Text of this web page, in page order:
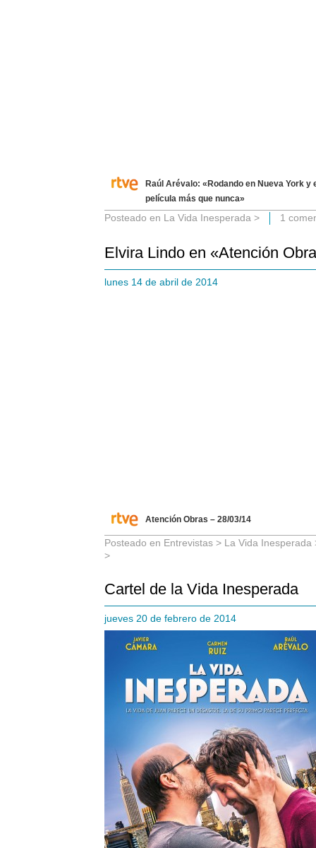
Raúl Arévalo: «Rodando en Nueva York y
película más que nunca»
Posteado en La Vida Inesperada > 1
Elvira Lindo en «Atención
lunes 14 de abril de 2014
Atención Obras – 28/03/14
Posteado en Entrevistas > La Vida Inesperada
>
Cartel de la Vida Inesperada
jueves 20 de febrero de 2014